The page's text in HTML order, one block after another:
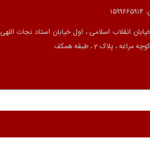
انقلاب اسلامی ، اول خیابان استاد نجات اللهی
مراغه ، پلاک 2 ، طبقه همکف